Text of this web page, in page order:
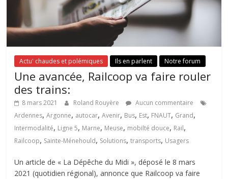
Actu' chaudes et polémiques Ils en parlent Notre forum
Une avancée, Railcoop va faire rouler
des trains:
8 mars 2021 Roland Rouyère
Aucun commentaire
Ardennes,Argonne, autocar,Avenir, Bus, Est, FNAUT, Grand,
Intermodalité, Ligne 5, Marne, Meuse, mobilté douce, Rail,
Railcoop, Sainte-Ménehould, Solutions,transports, Usagers
Un article de « La Dépêche du Midi », déposé le 8 mars
2021 (quotidien régional), annonce que Railcoop va faire